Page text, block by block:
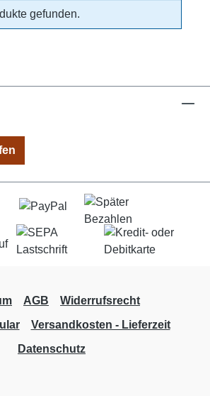
gefunden.
AGB
Widerrufsrecht
Versandkosten - Lieferzeit
Datenschutz